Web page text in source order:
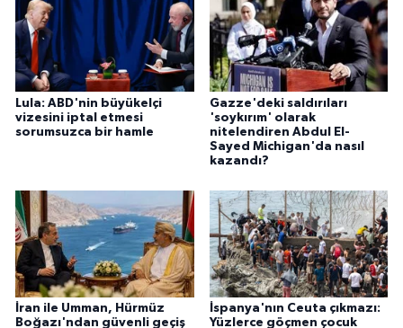
Lula: ABD'nin büyükelçi
vizesini iptal etmesi
sorumsuzca bir hamle
Gazze'deki saldırıları
'soykırım' olarak
nitelendiren Abdul El-
Sayed Michigan'da nasıl
kazandı?
İran ile Umman, Hürmüz
Boğazı'ndan güvenli geçiş
İspanya'nın Ceuta çıkmazı:
Yüzlerce göçmen çocuk